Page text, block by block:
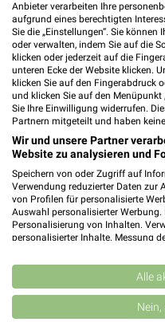
Jetzt alle "Spirituosen"
Anbieter verarbeiten Ihre
aufgrund eines berechtigten
Sie die „Einstellungen“. Sie
oder verwalten, indem Sie auf die
klicken oder jederzeit auf die
unteren Ecke der Website klicken.
klicken Sie auf den Fingerabdruck
und klicken Sie auf den Menüpunkt
Sie Ihre Einwilligung widerrufen.
Partnern mitgeteilt und haben
Wir und unsere Partner
Website zu analysieren und
Speichern von oder Zugriff auf
Verwendung reduzierter Daten zur
von Profilen für personalisierte
Auswahl personalisierter
Personalisierung von Inhalten.
personalisierter Inhalte. Messung
Kombinationen von Daten aus
Verbesserung der Angebote.
von Inhalten.
Daten können außerhalb der
USA gesendet werden.
Alle